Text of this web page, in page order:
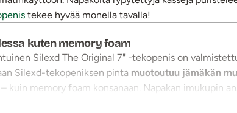
tekee hyvää monella tavalla!
kuten memory foam
Silexd The Original 7" -tekopenis on
Silexd-tekopeniksen pinta muotoutuu jämäkän
kuin memory foam konsanaan. Napakan imukupin